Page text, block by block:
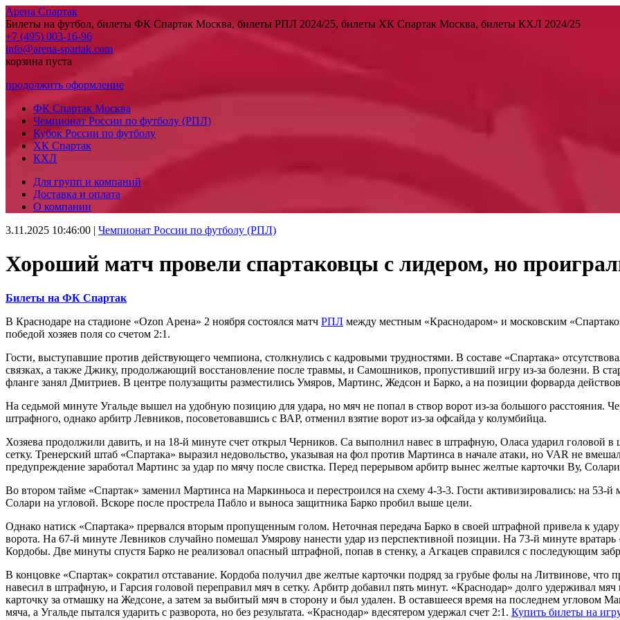
Арена Спартак
Билеты на футбол, билеты ФК Спартак Москва, билеты РПЛ 2024/25, билеты ХК Спартак Москва, билеты КХЛ 2024/25
+7 (495) 003-16-96
info@arena-spartak.com
корзина пуста
продолжить оформление
ФК Спартак Москва
Чемпионат России по футболу (РПЛ)
Кубок России по футболу
ХК Спартак
КХЛ
Для групп и компаний
Доставка и оплата
О компании
3.11.2025 10:46:00 | Чемпионат России по футболу (РПЛ)
Хороший матч провели спартаковцы с лидером, но
Билеты на ФК Спартак
В Краснодаре на стадионе «Ozon Арена» 2 ноября состоялся матч РПЛ между местным «Краснодаром» и московским
победой хозяев поля со счетом 2:1.
Гости, выступавшие против действующего чемпиона, столкнулись с кадровыми трудностями. В составе «Спартака»
связках, а также Джику, продолжающий восстановление после травмы, и Самошников, пропустивший игру из-за болезни. В
фланге занял Дмитриев. В центре полузащиты разместились Умяров, Мартинс, Жедсон и Барко, а на позиции форварда
На седьмой минуте Угальде вышел на удобную позицию для удара, но мяч не попал в створ ворот из-за большого расстояния.
штрафного, однако арбитр Левников, посоветовавшись с ВАР, отменил взятие ворот из-за офсайда у колумбийца.
Хозяева продолжили давить, и на 18-й минуте счет открыл Черников. Са выполнил навес в штрафную, Оласа ударил головой в
сетку. Тренерский штаб «Спартака» выразил недовольство, указывая на фол против Мартинса в начале атаки, но VAR не
предупреждение заработал Мартинс за удар по мячу после свистка. Перед перерывом арбитр вынес желтые карточки Ву,
Во втором тайме «Спартак» заменил Мартинса на Маркиньоса и перестроился на схему 4-3-3. Гости активизировались: на 53-й
Солари на угловой. Вскоре после прострела Пабло и выноса защитника Барко пробил выше цели.
Однако натиск «Спартака» прервался вторым пропущенным голом. Неточная передача Барко в своей штрафной привела к
ворота. На 67-й минуте Левников случайно помешал Умярову нанести удар из перспективной позиции. На 73-й минуте
Кордобы. Две минуты спустя Барко не реализовал опасный штрафной, попав в стенку, а Агкацев справился с последующим
В концовке «Спартак» сократил отставание. Кордоба получил две желтые карточки подряд за грубые фолы на Литвинове, что
навесил в штрафную, и Гарсия головой переправил мяч в сетку. Арбитр добавил пять минут. «Краснодар» долго удерживал
карточку за отмашку на Жедсоне, а затем за выбитый мяч в сторону и был удален. В оставшееся время на последнем угловом
мяча, а Угальде пытался ударить с разворота, но без результата. «Краснодар» вдесятером удержал счет 2:1. Купить билеты на